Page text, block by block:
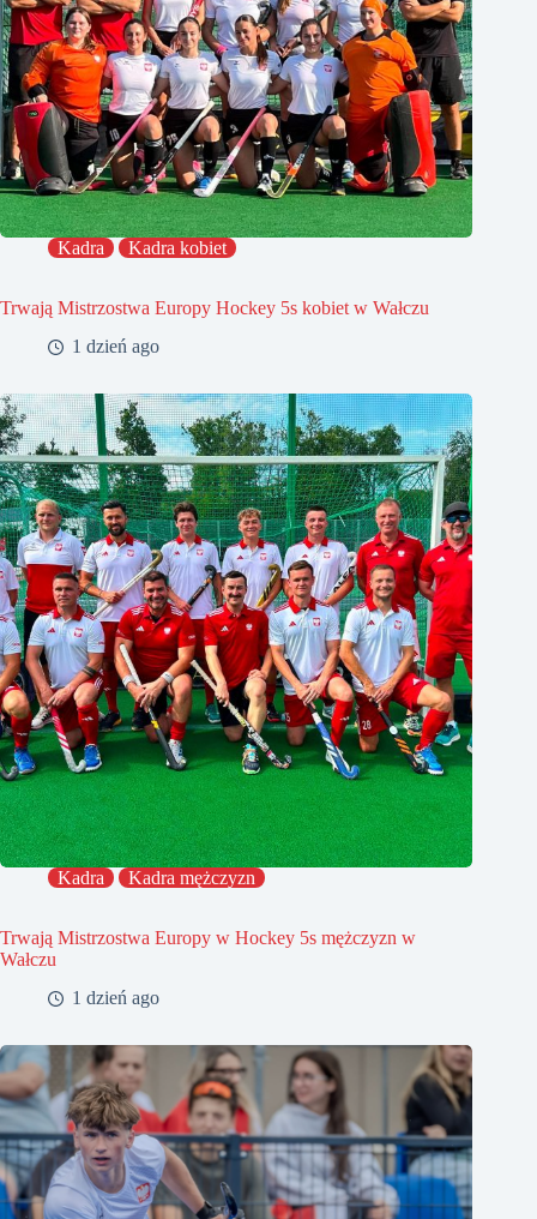
Kadra Kadra kobiet
Trwają Mistrzostwa Europy Hockey 5s kobiet w Wałczu
1 dzień ago
Kadra Kadra mężczyzn
Trwają Mistrzostwa Europy w Hockey 5s mężczyzn w
Wałczu
1 dzień ago